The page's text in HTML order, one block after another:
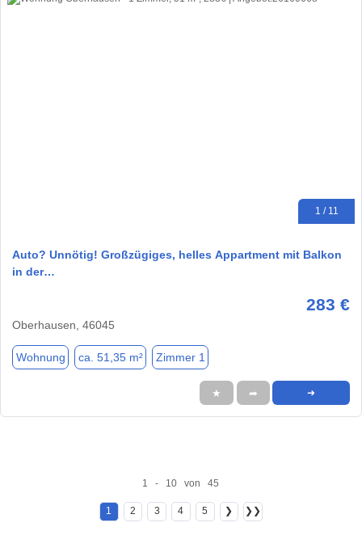
1 / 11
Auto? Unnötig! Großzügiges, helles Appartment mit Balkon
in der…
283 €
Oberhausen, 46045
Wohnung ca. 51,35 m² Zimmer 1
★ ➦ ➜
1 - 10 von 45
1 2 3 4 5 ❯ ❯❯